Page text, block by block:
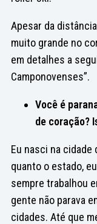
Apesar da
muito grande no
em detalhes a
Camponovenses”.
Você é
de coração?
Eu nasci na cidade
quanto o estado,
sempre trabalhou
gente não parava
cidades. Até que